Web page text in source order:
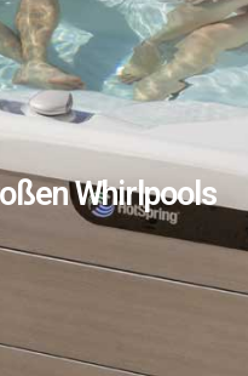
Whirlpools